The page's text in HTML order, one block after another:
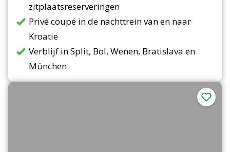
zitplaatsreserveringen
Privé coupé in de nachttrein van en naar
Kroatie
Verblijf in Split, Bol, Wenen, Bratislava en
München